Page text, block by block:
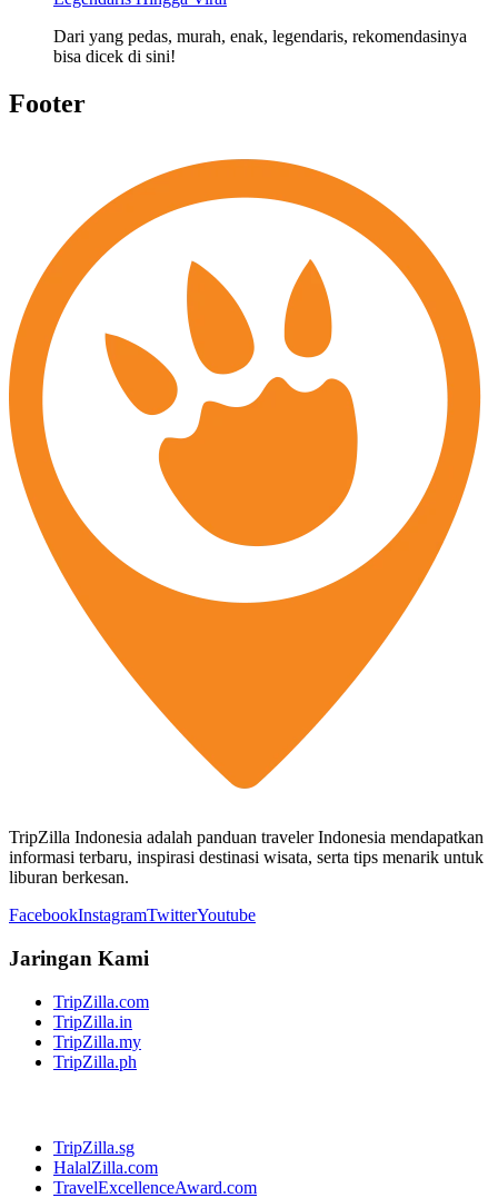
Dari yang pedas, murah, enak, legendaris, rekomendasinya
bisa dicek di sini!
Footer
TripZilla Indonesia adalah panduan traveler Indonesia mendapatkan
informasi terbaru, inspirasi destinasi wisata, serta tips menarik untuk
liburan berkesan.
FacebookInstagramTwitterYoutube
Jaringan Kami
TripZilla.com
TripZilla.in
TripZilla.my
TripZilla.ph
TripZilla.sg
HalalZilla.com
TravelExcellenceAward.com